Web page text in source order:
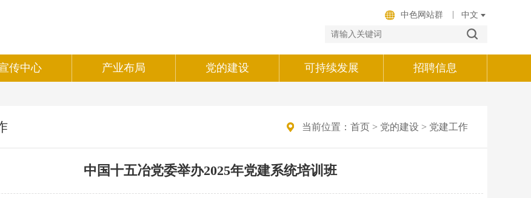
中色网站群
传中心 产业布局 党的建设 可持续发展 招聘信息
当前位置： 首页 > 党的建设 > 党建工作
中国十五冶党委举办2025年党建系统培训班